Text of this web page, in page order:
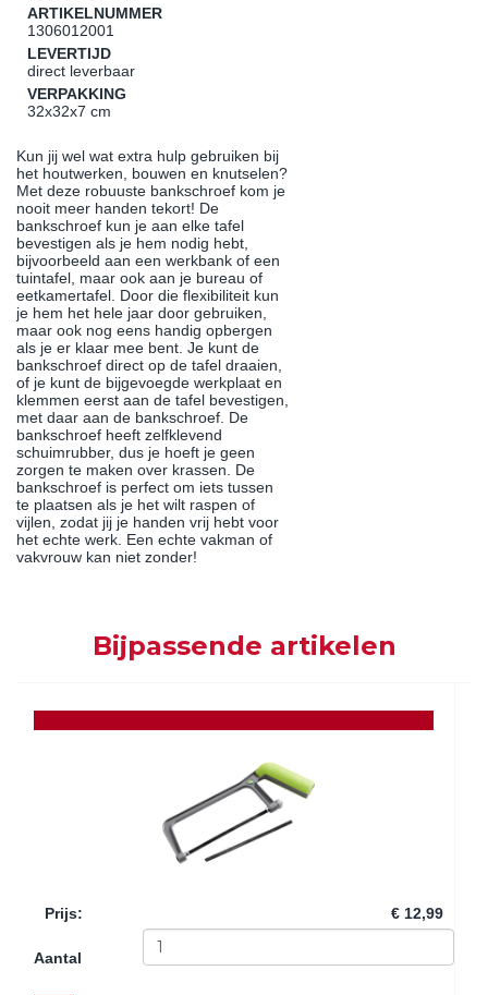
ARTIKELNUMMER
1306012001
LEVERTIJD
direct leverbaar
VERPAKKING
32x32x7 cm
Kun jij wel wat extra hulp gebruiken bij
het houtwerken, bouwen en knutselen?
Met deze robuuste bankschroef kom je
nooit meer handen tekort! De
bankschroef kun je aan elke tafel
bevestigen als je hem nodig hebt,
bijvoorbeeld aan een werkbank of een
tuintafel, maar ook aan je bureau of
eetkamertafel. Door die flexibiliteit kun
je hem het hele jaar door gebruiken,
maar ook nog eens handig opbergen
als je er klaar mee bent. Je kunt de
bankschroef direct op de tafel draaien,
of je kunt de bijgevoegde werkplaat en
klemmen eerst aan de tafel bevestigen,
met daar aan de bankschroef. De
bankschroef heeft zelfklevend
schuimrubber, dus je hoeft je geen
zorgen te maken over krassen. De
bankschroef is perfect om iets tussen
te plaatsen als je het wilt raspen of
vijlen, zodat jij je handen vrij hebt voor
het echte werk. Een echte vakman of
vakvrouw kan niet zonder!
Bijpassende artikelen
Prijs: € 12,99
Aantal